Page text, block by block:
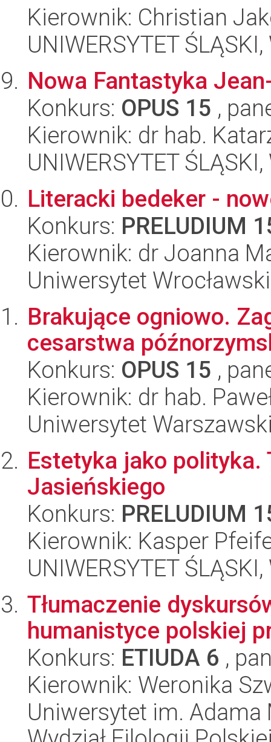
Kierownik: Christian
UNIWERSYTET
Nowa Fantastyka
Konkurs: OPUS 15 ,
Kierownik: dr hab.
UNIWERSYTET
Literacki bedeker -
Konkurs: PRELUDIUM
Kierownik: dr Joanna
Uniwersytet
Brakujące ogniowo.
cesarstwa
Konkurs: OPUS 15 ,
Kierownik: dr hab.
Uniwersytet
Estetyka jako polityka.
Jasieńskiego
Konkurs: PRELUDIUM
Kierownik: Kasper
UNIWERSYTET
Tłumaczenie
humanistyce polskiej
Konkurs: ETIUDA 6 ,
Kierownik: Weronika
Uniwersytet im.